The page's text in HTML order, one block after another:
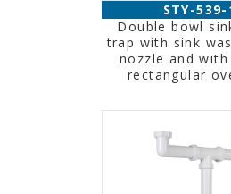
STY-539-
Double bowl
trap with sink
nozzle and with
rectangular